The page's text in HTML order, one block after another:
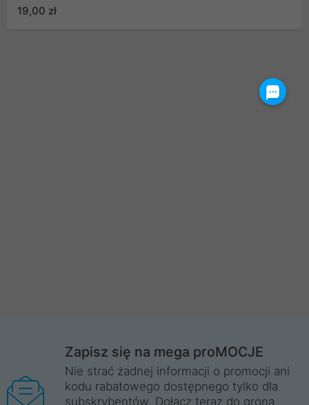
19,00 zł
Zapisz się na mega proMOCJE
Nie strać żadnej informacji o promocji ani
kodu rabatowego dostępnego tylko dla
subskrybentów. Dołącz teraz do grona